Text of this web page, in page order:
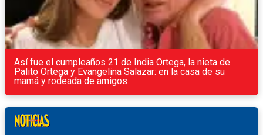
Así fue el cumpleaños 21 de India Ortega, la nieta de
Palito Ortega y Evangelina Salazar: en la casa de su
mamá y rodeada de amigos